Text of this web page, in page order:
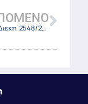
ΒΟΥΛΗ 3550/Διεκπ. 2548/23 (ΦΕΚ 1789 Β/21-3-2023)